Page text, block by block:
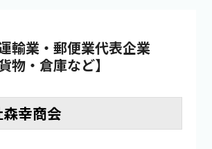
輸業・郵便業代表企業
物・倉庫など】
幸商会